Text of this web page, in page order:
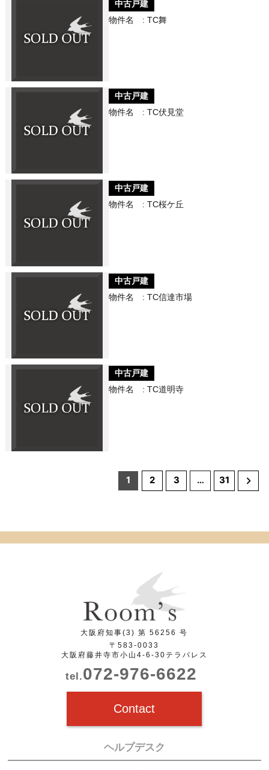
中古戸建
物件名 : TC舞
中古戸建
物件名 : TC伏見堂
中古戸建
物件名 : TC桜ケ丘
中古戸建
物件名 : TC信達市場
中古戸建
物件名 : TC道明寺
1 2 3 … 31
大阪府知事(3) 第 56256 号
〒583-0033
大阪府藤井寺市小山4-6-30テラパレス
tel.072-976-6622
Contact
ヘルプデスク